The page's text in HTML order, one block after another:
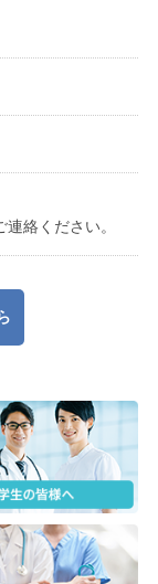
絡ください。